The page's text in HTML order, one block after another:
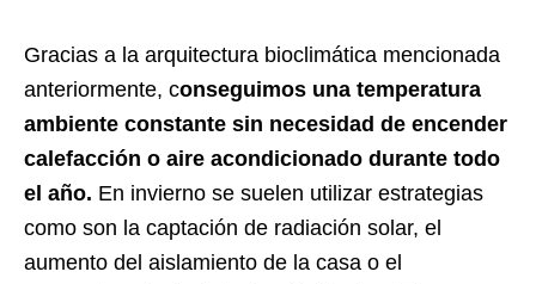
Gracias a la arquitectura bioclimática mencionada
anteriormente, conseguimos una temperatura
ambiente constante sin necesidad de encender
calefacción o aire acondicionado durante todo
el año. En invierno se suelen utilizar estrategias
como son la captación de radiación solar, el
aumento del aislamiento de la casa o el